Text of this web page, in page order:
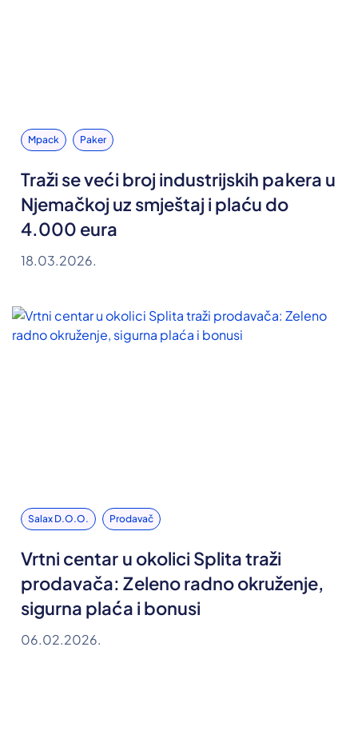
Mpack Paker
Traži se veći broj industrijskih pakera u
Njemačkoj uz smještaj i plaću do
4.000 eura
18.03.2026.
Salax D.o.o. Prodavač
Vrtni centar u okolici Splita traži
prodavača: Zeleno radno okruženje,
sigurna plaća i bonusi
06.02.2026.